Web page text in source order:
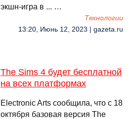
экшн-игра в ... …
Технологии
13:20, Июнь 12, 2023 | gazeta.ru
The Sims 4 будет бесплатной
на всех платформах
Electronic Arts сообщила, что с 18
октября базовая версия The